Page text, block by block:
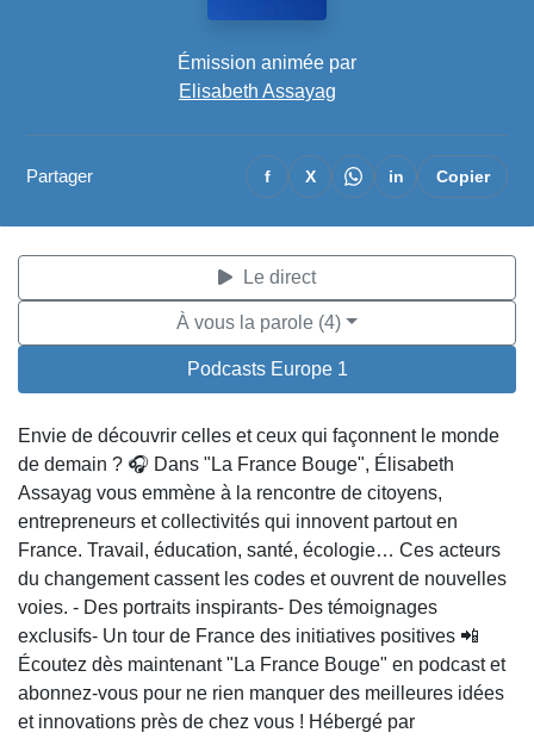
Émission animée par
Elisabeth Assayag
Partager f X in Copier
Le direct
À vous la parole (4)
Podcasts Europe 1
Envie de découvrir celles et ceux qui façonnent le monde
de demain ? 🎧 Dans "La France Bouge", Élisabeth
Assayag vous emmène à la rencontre de citoyens,
entrepreneurs et collectivités qui innovent partout en
France. Travail, éducation, santé, écologie… Ces acteurs
du changement cassent les codes et ouvrent de nouvelles
voies. - Des portraits inspirants- Des témoignages
exclusifs- Un tour de France des initiatives positives 📲
Écoutez dès maintenant "La France Bouge" en podcast et
abonnez-vous pour ne rien manquer des meilleures idées
et innovations près de chez vous ! Hébergé par